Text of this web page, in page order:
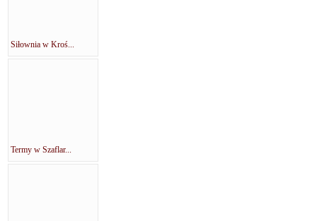
Siłownia w Kroś...
Termy w Szaflar...